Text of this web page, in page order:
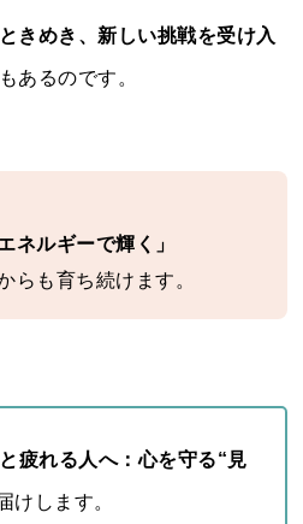
きめき、新しい挑戦を受け入
あるのです。
ネルギーで輝く」
らも育ち続けます。
疲れる人へ：心を守る“見
けします。